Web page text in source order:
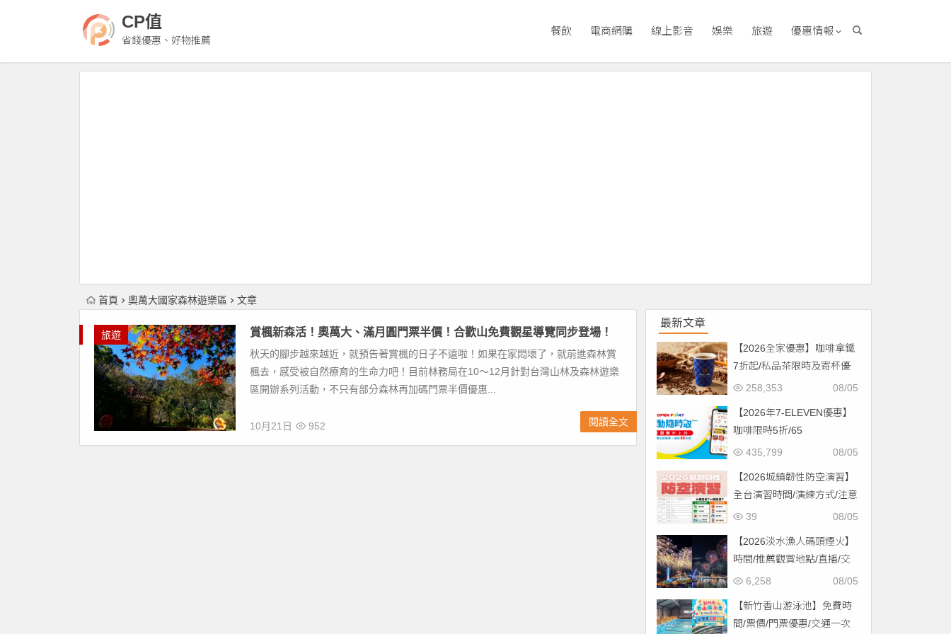
CP值
省錢優惠、好物推薦
餐飲 電商網購 線上影音 娛樂 旅遊 優惠情報
首頁 奧萬大國家森林遊樂區 文章
旅遊 賞楓新森活！奧萬大、滿月圓門票半價！合歡山免費觀星導覽同步登場！
秋天的腳步越來越近，就預告著賞楓的日子不遠啦！如果在家悶壞了，就前進森林賞
楓去，感受被自然療育的生命力吧！目前林務局在10～12月針對台灣山林及森林遊樂
區開辦系列活動，不只有部分森林再加碼門票半價優惠...
10月21日 952 閱讀全文
最新文章
【2026全家優惠】咖啡拿鐵
7折起/私品茶限時及寄杯優
惠！價格/菜單一起看
08/05
258,353
【2026年7-ELEVEN優惠】
咖啡限時5折/65
折/CITYCAFE菜單一起看！
08/05
435,799
【2026城鎮韌性防空演習】
全台演習時間/演練方式/注意
事項一次看！
08/05
39
【2026淡水漁人碼頭煙火】
時間/推薦觀賞地點/直播/交
通資訊一次看！
08/05
6,258
【新竹香山游泳池】免費時
間/票價/門票優惠/交通一次